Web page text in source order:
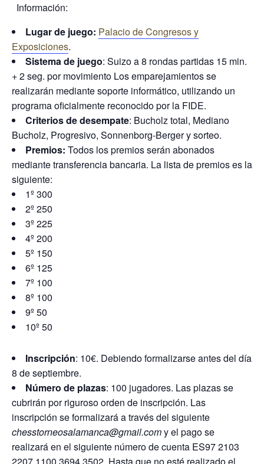
Información:
Lugar de juego: Palacio de Congresos y
Exposiciones.
Sistema de juego: Suizo a 8 rondas partidas 15 min.
+ 2 seg. por movimiento Los emparejamientos se
realizarán mediante soporte informático, utilizando un
programa oficialmente reconocido por la FIDE.
Criterios de desempate: Bucholz total, Mediano
Bucholz, Progresivo, Sonnenborg-Berger y sorteo.
Premios: Todos los premios serán abonados
mediante transferencia bancaria. La lista de premios es la
siguiente:
1º 300
2º 250
3º 225
4º 200
5º 150
6º 125
7º 100
8º 100
9º 50
10º 50
Inscripción: 10€. Debiendo formalizarse antes del día
8 de septiembre.
Número de plazas: 100 jugadores. Las plazas se
cubrirán por riguroso orden de inscripción. Las
inscripción se formalizará a través del siguiente
chesstorneosalamanca@gmail.comy el pago se
realizará en el siguiente número de cuenta ES97 2103